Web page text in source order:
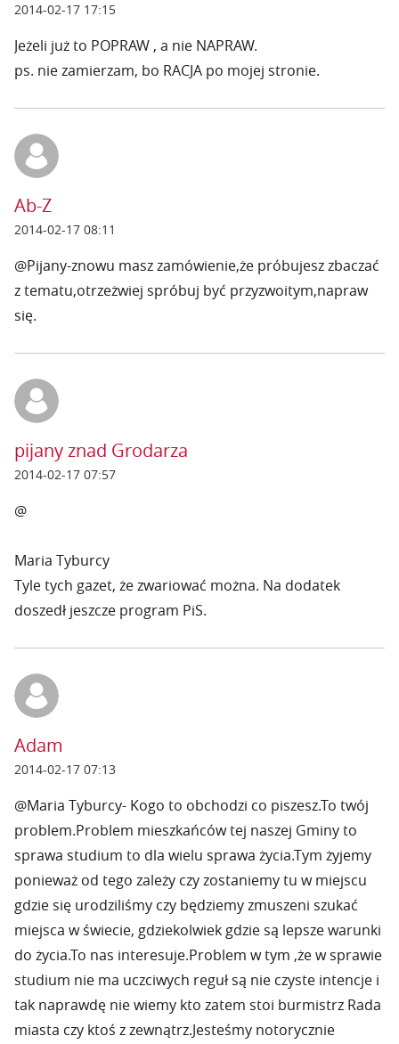
2014-02-17 17:15
Jeżeli już to POPRAW , a nie NAPRAW.
ps. nie zamierzam, bo RACJA po mojej stronie.
Ab-Z
2014-02-17 08:11
@Pijany-znowu masz zamówienie,że próbujesz zbaczać
z tematu,otrzeżwiej spróbuj być przyzwoitym,napraw
się.
pijany znad Grodarza
2014-02-17 07:57
@
Maria Tyburcy
Tyle tych gazet, że zwariować można. Na dodatek
doszedł jeszcze program PiS.
Adam
2014-02-17 07:13
@Maria Tyburcy- Kogo to obchodzi co piszesz.To twój
problem.Problem mieszkańców tej naszej Gminy to
sprawa studium to dla wielu sprawa życia.Tym żyjemy
ponieważ od tego zależy czy zostaniemy tu w miejscu
gdzie się urodziliśmy czy będziemy zmuszeni szukać
miejsca w świecie, gdziekolwiek gdzie są lepsze warunki
do życia.To nas interesuje.Problem w tym ,że w sprawie
studium nie ma uczciwych reguł są nie czyste intencje i
tak naprawdę nie wiemy kto zatem stoi burmistrz Rada
miasta czy ktoś z zewnątrz.Jesteśmy notorycznie